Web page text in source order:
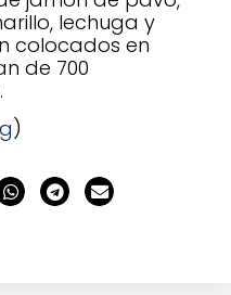
lechuga y
colocados en
de 700
)